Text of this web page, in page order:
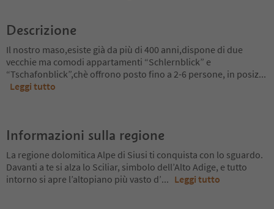
Descrizione
Il nostro maso,esiste già da più di 400 anni,dispone di due
vecchie ma comodi appartamenti “Schlernblick” e
“Tschafonblick”,chè offrono posto fino a 2-6 persone, in posiz...
Leggi tutto
Informazioni sulla regione
La regione dolomitica Alpe di Siusi ti conquista con lo sguardo.
Davanti a te si alza lo Sciliar, simbolo dell’Alto Adige, e tutto
intorno si apre l’altopiano più vasto d’... Leggi tutto